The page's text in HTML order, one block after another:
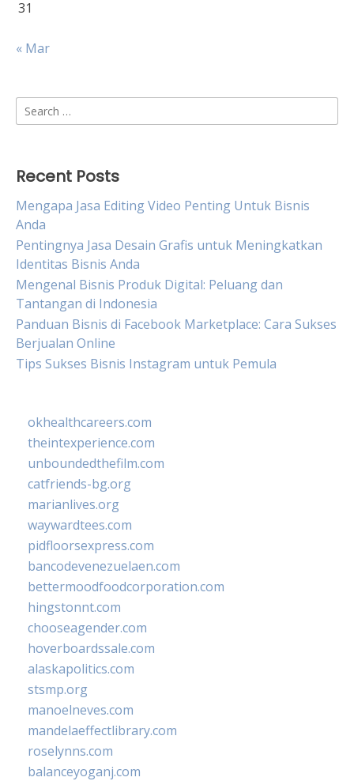
31
« Mar
Search
for:
Recent Posts
Mengapa Jasa Editing Video Penting Untuk Bisnis
Anda
Pentingnya Jasa Desain Grafis untuk Meningkatkan
Identitas Bisnis Anda
Mengenal Bisnis Produk Digital: Peluang dan
Tantangan di Indonesia
Panduan Bisnis di Facebook Marketplace: Cara Sukses
Berjualan Online
Tips Sukses Bisnis Instagram untuk Pemula
okhealthcareers.com
theintexperience.com
unboundedthefilm.com
catfriends-bg.org
marianlives.org
waywardtees.com
pidfloorsexpress.com
bancodevenezuelaen.com
bettermoodfoodcorporation.com
hingstonnt.com
chooseagender.com
hoverboardssale.com
alaskapolitics.com
stsmp.org
manoelneves.com
mandelaeffectlibrary.com
roselynns.com
balanceyoganj.com